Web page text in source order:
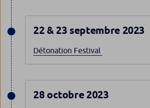
22 & 23 septembre 2023
Détonation Festival
28 octobre 2023